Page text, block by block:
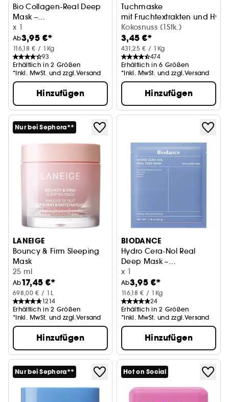
Bio Collagen-Real Deep
Mask –
Feuchtigkeitsspendende
und straffende Maske
x 1
Ab3,95 €*
116,18 € / 1Kg
93
Erhältlich in 2 Größen
*Inkl. MwSt. und zzgl.Versand
Hinzufügen
Tuchmaske
mit Fruchtextrakten und
Kokosnuss (1Stk.)
3,45 €*
431,25 € / 1Kg
474
Erhältlich in 6 Größen
*Inkl. MwSt. und zzgl.Versand
Hinzufügen
Nur bei Sephora**
LANEIGE
Bouncy & Firm Sleeping
Mask
Aufpolsternde und straffende Nachtmaske
25 ml
Ab17,45 €*
698,00 € / 1L
1214
Erhältlich in 2 Größen
*Inkl. MwSt. und zzgl.Versand
Hinzufügen
BIODANCE
Hydro Cera-Nol Real
Deep Mask –
Beruhigende und
stärkende Maske
x 1
Ab3,95 €*
116,18 € / 1Kg
24
Erhältlich in 2 Größen
*Inkl. MwSt. und zzgl.Versand
Hinzufügen
Nur bei Sephora** Hot on Social